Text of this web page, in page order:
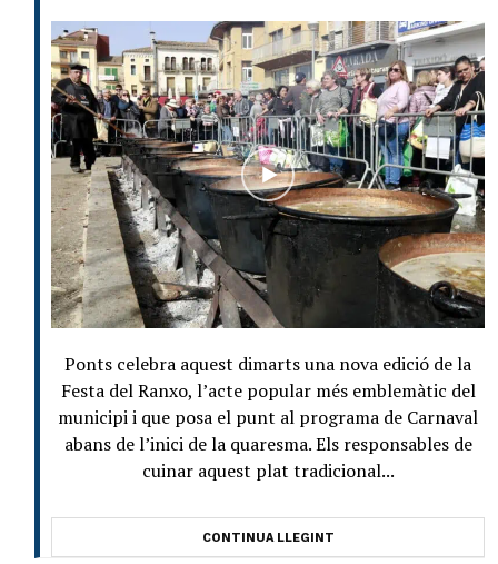
Ponts celebra aquest dimarts una nova edició de la
Festa del Ranxo, l’acte popular més emblemàtic del
municipi i que posa el punt al programa de Carnaval
abans de l’inici de la quaresma. Els responsables de
cuinar aquest plat tradicional...
CONTINUA LLEGINT